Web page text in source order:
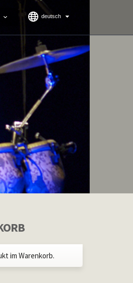
deutsch
im Warenkorb.